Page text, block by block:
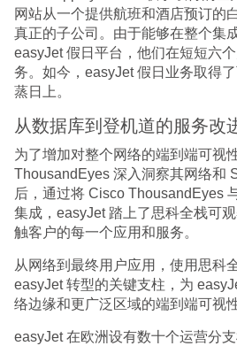
网站从一个提供航班和酒店预订的
真正的子公司。由于能够在整个集
easyJet 假日平台，他们在短短六
务。如今，easyJet 假日业务取得
蒸日上。
从数据库到登机道的服务改
为了增加对整个网络的端到端可视
ThousandEyes 深入洞察其网络和
后，通过将 Cisco ThousandEyes
集成，easyJet 踏上了思科全栈可
触客户的每一个应用和服务。
从网络到最终用户应用，使用思科
easyJet 转型的关键支柱，为
络边缘和更广泛区域的端到端可视性
easyJet 在欧洲设有数十个运营分